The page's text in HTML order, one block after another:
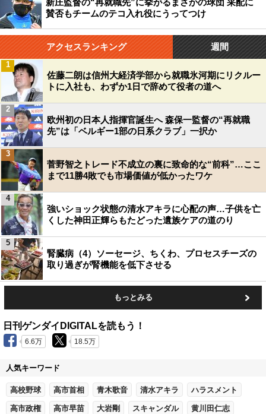
新庄監督の“再就職先”に挙がるまさかの球団 采配に
賛否もチームのテコ入れ役にうってつけ
アクセスランキング 週間
佐藤二朗は信州大経済学部から就職氷河期にリクルー
トに入社も、わずか1日で辞めて役者の道へ
1
欧州初の日本人指揮官誕生へ 森保一監督の“再就職
先”は「ベルギー1部の日系クラブ」一択か
2
菅野智之トレード不成立の裏に致命的な“前科”…ここ
まで11勝4敗でも市場価値が低かったワケ
3
強いショック状態の清水アキラに心配の声…子供を亡
くした神田正輝らもたどった遺族ケアの道のり
4
腎臓病（4）ソーセージ、ちくわ、プロセスチーズの
取り過ぎが腎機能を低下させる
5
もっとみる
日刊ゲンダイDIGITALを読もう！
6.6万 18.5万
人気キーワード
高校野球 高市首相 青木歌音 清水アキラ ハラスメント
高市政権 高市早苗 大岩剛 スキャンダル 黄川田仁志